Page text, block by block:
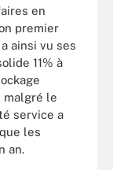
en
premier
ainsi vu ses
11% à
malgré le
service a
les
an.